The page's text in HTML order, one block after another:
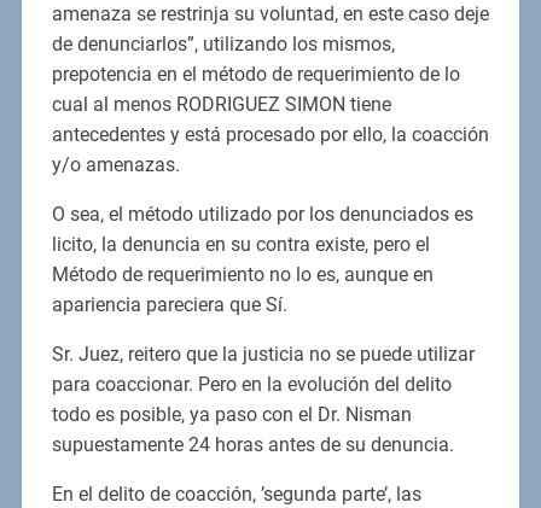
amenaza se restrinja su voluntad, en este caso deje
de denunciarlos”, utilizando los mismos,
prepotencia en el método de requerimiento de lo
cual al menos RODRIGUEZ SIMON tiene
antecedentes y está procesado por ello, la coacción
y/o amenazas.
O sea, el método utilizado por los denunciados es
licito, la denuncia en su contra existe, pero el
Método de requerimiento no lo es, aunque en
apariencia pareciera que Sí.
Sr. Juez, reitero que la justicia no se puede utilizar
para coaccionar. Pero en la evolución del delito
todo es posible, ya paso con el Dr. Nisman
supuestamente 24 horas antes de su denuncia.
En el delito de coacción, ’segunda parte’, las